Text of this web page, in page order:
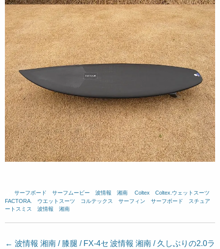
サーフボード サーフムービー 波情報 湘南 Coltex Coltex.ウェットスーツ
FACTORA.
ウエットスーツ コルテックス サーフィン サーフボード
スチュア
ートスミス
波情報 湘南
投
← 波情報 湘南 / 膝腿 / FX-4セ 波情報 湘南 / 久しぶりの2.0ラ